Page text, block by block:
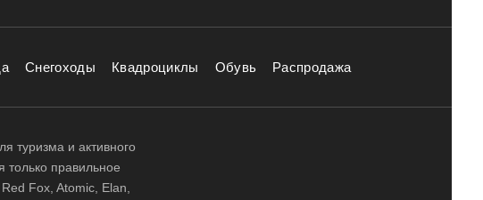
Снегоходы Квадроциклы Обувь Распродажа
туризма и активного
только правильное
Fox, Atomic, Elan,